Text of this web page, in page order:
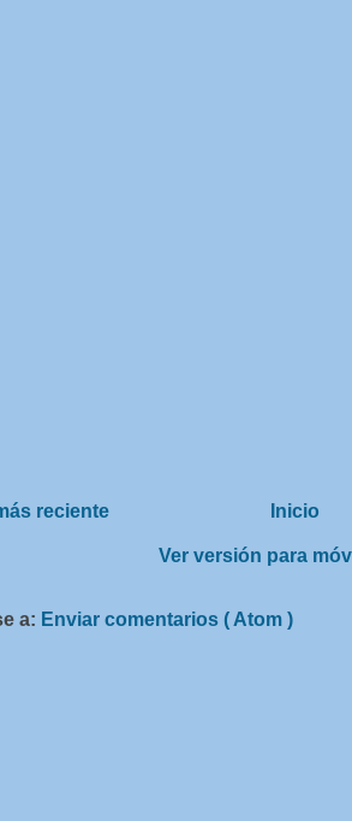
reciente Inicio
Ver versión para
a: Enviar comentarios ( Atom )